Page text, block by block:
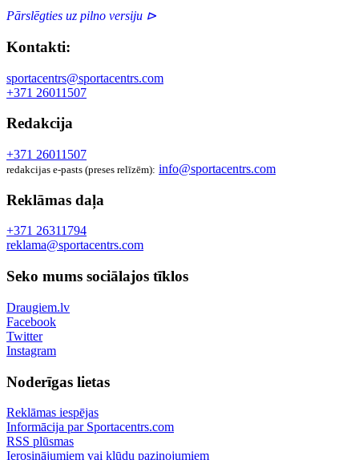
Pārslēgties uz pilno versiju ⊳
Kontakti:
sportacentrs@sportacentrs.com
+371 26011507
Redakcija
+371 26011507
redakcijas e-pasts (preses relīzēm): info@sportacentrs.com
Reklāmas daļa
+371 26311794
reklama@sportacentrs.com
Seko mums sociālajos tīklos
Draugiem.lv
Facebook
Twitter
Instagram
Noderīgas lietas
Reklāmas iespējas
Informācija par Sportacentrs.com
RSS plūsmas
Ierosinājumiem vai kļūdu paziņojumiem